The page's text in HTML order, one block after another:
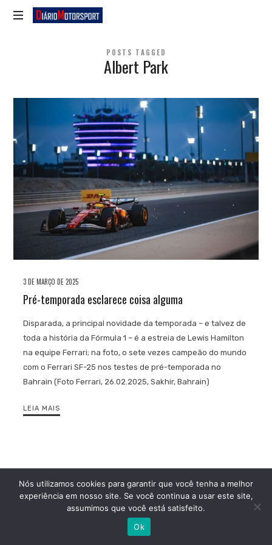
Diário
POSTS TAGGED
Albert Park
3 DE MARÇO DE 2025
Pré-temporada esclarece coisa alguma
Disparada, a principal novidade da temporada – e talvez de
toda a história da Fórmula 1 – é a estreia de Lewis Hamilton
na equipe Ferrari; na foto, o sete vezes campeão do mundo
com o Ferrari SF-25 nos testes de pré-temporada no
Bahrain (Foto Ferrari, 26.02.2025, Sakhir, Bahrain)
LEIA MAIS
Nós utilizamos cookies para garantir que você tenha a melhor
experiência em nosso site. Se você continua a usar este site,
assumimos que você está satisfeito.
Ok